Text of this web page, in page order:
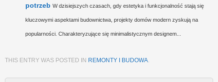
potrzeb W dzisiejszych czasach, gdy estetyka i funkcjonalność stają się
kluczowymi aspektami budownictwa, projekty domów modern zyskują na
popularności. Charakteryzujące się minimalistycznym designem...
THIS ENTRY WAS POSTED IN REMONTY I BUDOWA